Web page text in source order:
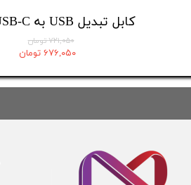
۷۲۱,۰۵۰ تومان
۶۷۶,۰۵۰ تومان